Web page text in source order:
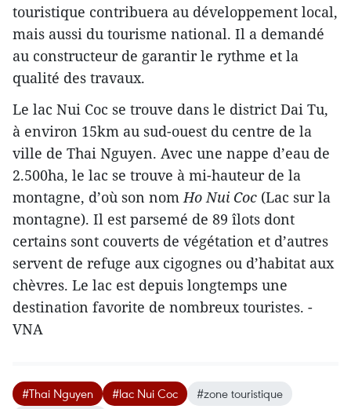
touristique contribuera au développement local,
mais aussi du tourisme national. Il a demandé
au constructeur de garantir le rythme et la
qualité des travaux.
Le lac Nui Coc se trouve dans le district Dai Tu,
à environ 15km au sud-ouest du centre de la
ville de Thai Nguyen. Avec une nappe d’eau de
2.500ha, le lac se trouve à mi-hauteur de la
montagne, d’où son nomHo Nui Coc (Lac sur la
montagne). Il est parsemé de 89 îlots dont
certains sont couverts de végétation et d’autres
servent de refuge aux cigognes ou d’habitat aux
chèvres. Le lac est depuis longtemps une
destination favorite de nombreux touristes. -
VNA
#Thai Nguyen #lac Nui Coc
#zone touristique